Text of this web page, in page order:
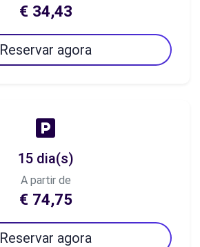
€ 34,43
Reservar agora
15 dia(s)
A partir de
€ 74,75
Reservar agora